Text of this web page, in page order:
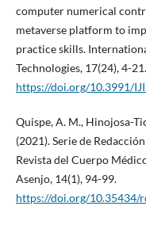
computer numerical
metaverse platform to
practice skills.
Technologies, 17(24), 4-21.
https://doi.org/10.3991/
Quispe, A. M., Hinojosa-
(2021). Serie de
Revista del Cuerpo
Asenjo, 14(1), 94-99.
https://doi.org/10.35434/